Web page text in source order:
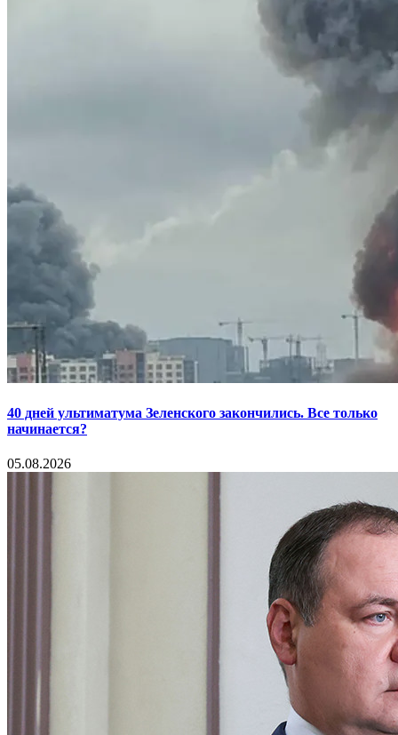
40 дней ультиматума Зеленского закончились. Все только
начинается?
05.08.2026